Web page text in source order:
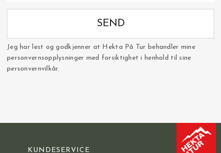
SEND
Jeg har lest og godkjenner at Hekta På Tur behandler mine
personvernsopplysninger med forsiktighet i henhold til sine
personvernvilkår.
KUNDESERVICE